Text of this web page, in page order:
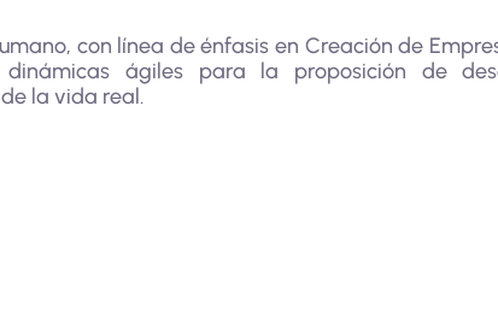
con línea de énfasis en Creación de
ágiles para la proposición de
la vida real.